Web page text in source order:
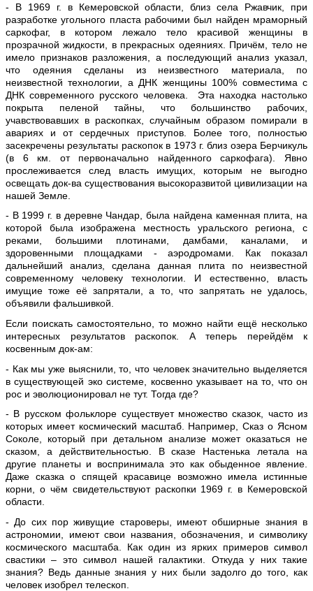
- В 1969 г. в Кемеровской области, близ села Ржавчик, при
разработке угольного пласта рабочими был найден мраморный
саркофаг, в котором лежало тело красивой женщины в
прозрачной жидкости, в прекрасных одеяниях. Причём, тело не
имело признаков разложения, а последующий анализ указал,
что одеяния сделаны из неизвестного материала, по
неизвестной технологии, а ДНК женщины 100% совместима с
ДНК современного русского человека. Эта находка настолько
покрыта пеленой тайны, что большинство рабочих,
учавствовавших в раскопках, случайным образом помирали в
авариях и от сердечных приступов. Более того, полностью
засекречены результаты раскопок в 1973 г. близ озера Берчикуль
(в 6 км. от первоначально найденного саркофага). Явно
прослеживается след власть имущих, которым не выгодно
освещать док-ва существования высокоразвитой цивилизации на
нашей Земле.
- В 1999 г. в деревне Чандар, была найдена каменная плита, на
которой была изображена местность уральского региона, с
реками, большими плотинами, дамбами, каналами, и
здоровенными площадками - аэродромами. Как показал
дальнейший анализ, сделана данная плита по неизвестной
современному человеку технологии. И естественно, власть
имущие тоже её запрятали, а то, что запрятать не удалось,
объявили фальшивкой.
Если поискать самостоятельно, то можно найти ещё несколько
интересных результатов раскопок. А теперь перейдём к
косвенным док-ам:
- Как мы уже выяснили, то, что человек значительно выделяется
в существующей эко системе, косвенно указывает на то, что он
рос и эволюционировал не тут. Тогда где?
- В русском фольклоре существует множество сказок, часто из
которых имеет космический масштаб. Например, Сказ о Ясном
Соколе, который при детальном анализе может оказаться не
сказом, а действительностью. В сказе Настенька летала на
другие планеты и воспринимала это как обыденное явление.
Даже сказка о спящей красавице возможно имела истинные
корни, о чём свидетельствуют раскопки 1969 г. в Кемеровской
области.
- До сих пор живущие староверы, имеют обширные знания в
астрономии, имеют свои названия, обозначения, и символику
космического масштаба. Как один из ярких примеров символ
свастики – это символ нашей галактики. Откуда у них такие
знания? Ведь данные знания у них были задолго до того, как
человек изобрел телескоп.